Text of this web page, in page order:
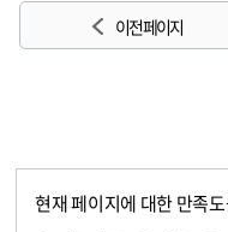
이전 페이지
현재 페이지에 대한 만족